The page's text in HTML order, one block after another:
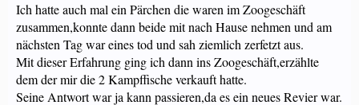
Ich hatte auch mal ein Pärchen die waren im Zoogeschäft
zusammen,konnte dann beide mit nach Hause nehmen und am
nächsten Tag war eines tod und sah ziemlich zerfetzt aus.
Mit dieser Erfahrung ging ich dann ins Zoogeschäft,erzählte
dem der mir die 2 Kampffische verkauft hatte.
Seine Antwort war ja kann passieren,da es ein neues Revier war.